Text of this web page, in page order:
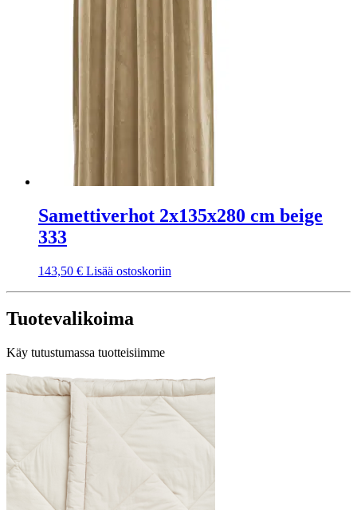
Samettiverhot 2x135x280 cm beige
333
143,50 € Lisää ostoskoriin
Tuotevalikoima
Käy tutustumassa tuotteisiimme